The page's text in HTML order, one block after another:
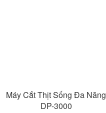
Máy Cắt Thịt Sống Đa Năng
DP-3000